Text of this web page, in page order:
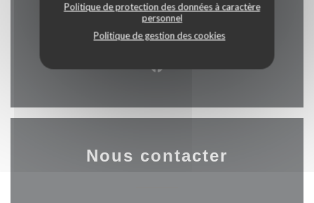
Politique de protection des données à caractère
personnel
Politique de gestion des cookies
2 rue alphonse callais 76480 jumieges((ouvre une
02 35 37 24 16
Facebook ((ouvre une
Nous contacter